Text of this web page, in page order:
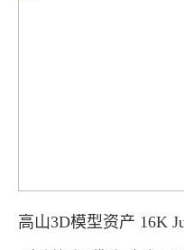
高山3D模型资产 16K